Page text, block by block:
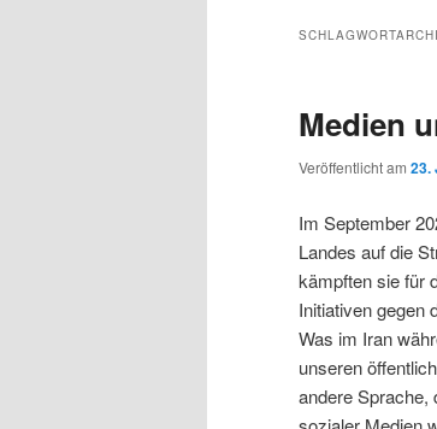
Medien
Veröffentlicht am 23.
Im September
Landes auf die
kämpften sie für
Initiativen gegen
Was im Iran
unseren
andere Sprache,